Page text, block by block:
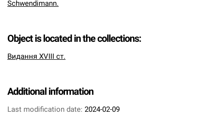
Schwendimann.
Object is located in the collections:
Видання XVIII ст.
Additional information
Last modification date: 2024-02-09